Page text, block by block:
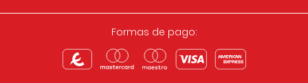
Formas de pago: